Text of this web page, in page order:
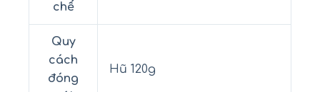
chế
Quy
cách
đóng
Hũ 120g